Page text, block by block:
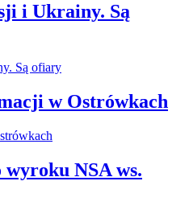
i Ukrainy. Są
w Ostrówkach
wyroku NSA ws.